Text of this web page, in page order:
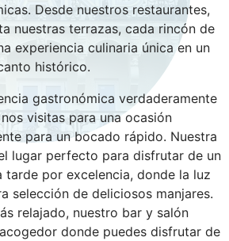
Desde nuestros restaurantes,
nuestras terrazas, cada rincón de
experiencia culinaria única en un
histórico.
gastronómica verdaderamente
visitas para una ocasión
para un bocado rápido. Nuestra
lugar perfecto para disfrutar de un
por excelencia, donde la luz
selección de deliciosos manjares.
relajado, nuestro bar y salón
donde puedes disfrutar de